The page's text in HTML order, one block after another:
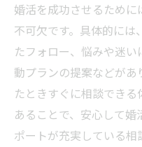
利用者満足度
埼玉県の結婚
口コミで評判
成婚実績豊富
サポートの手
高評価を得る
婚活を成功させるため
不可欠です。具体的には
たフォロー、悩みや迷
動プランの提案などがあ
たときすぐに相談でき
あることで、安心して
ポートが充実している